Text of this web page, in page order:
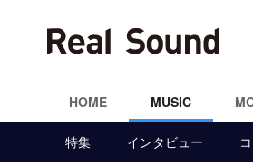
HOME MUSIC
特集 インタビュー